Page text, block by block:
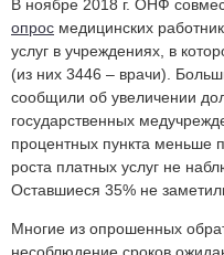
В ноябре 2018 г. ОНФ
опрос медицинских
услуг в учреждениях, в
(из них 3446 – врачи).
сообщили об увеличении
государственных
процентных пункта меньше
роста платных услуг не
Оставшиеся 35% не
Многие из опрошенных